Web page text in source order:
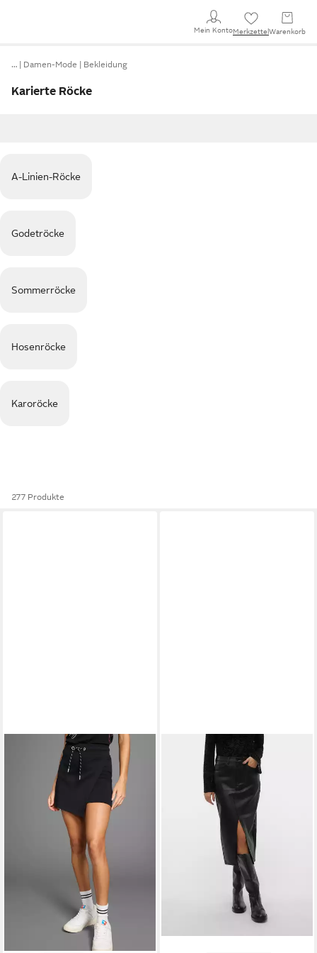
Mein KontoMerkzettel Warenkorb
… Damen-Mode Bekleidung
Karierte Röcke
A-Linien-Röcke
Godetröcke
Sommerröcke
Hosenröcke
Karoröcke
277 Produkte